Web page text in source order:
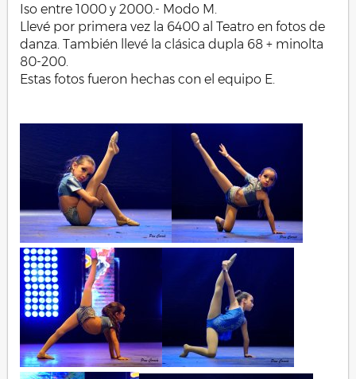
Iso entre 1000 y 2000.- Modo M.
Llevé por primera vez la 6400 al Teatro en fotos de
danza. También llevé la clásica dupla 68 + minolta
80-200.
Estas fotos fueron hechas con el equipo E.